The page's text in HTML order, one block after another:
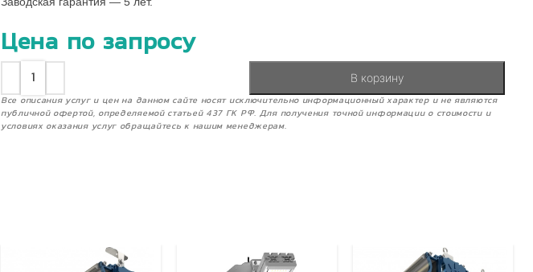
Цена по запросу
В корзину
Все описания услуг и цен на данном сайте носят исключительно информационный характер и не являются
публичной офертой, определяемой статьей 437 ГК РФ. Для получения точной информации о стоимости и
условиях оказания услуг обращайтесь к нашим менеджерам.